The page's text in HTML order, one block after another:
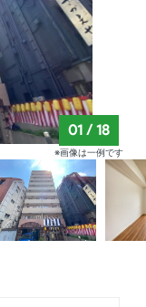
01 /18
※画像は一例です